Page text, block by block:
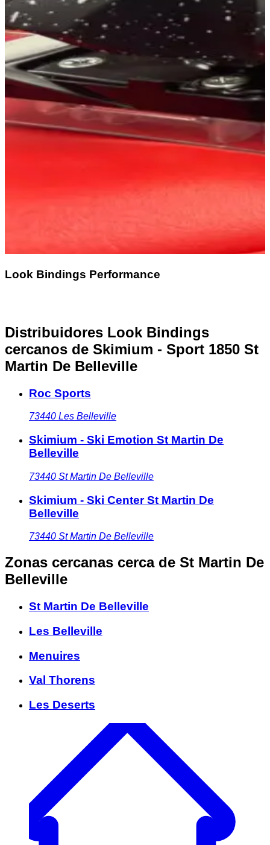
Look Bindings Performance
Distribuidores Look Bindings
cercanos de Skimium - Sport 1850 St
Martin De Belleville
Roc Sports
73440 Les Belleville
Skimium - Ski Emotion St Martin De
Belleville
73440 St Martin De Belleville
Skimium - Ski Center St Martin De
Belleville
73440 St Martin De Belleville
Zonas cercanas cerca de St Martin De
Belleville
St Martin De Belleville
Les Belleville
Menuires
Val Thorens
Les Deserts